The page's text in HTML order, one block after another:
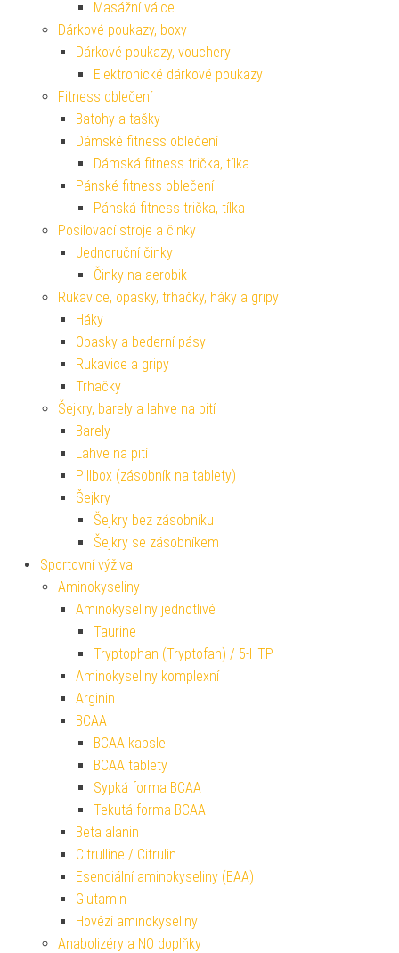
Masážní válce
Dárkové poukazy, boxy
Dárkové poukazy, vouchery
Elektronické dárkové poukazy
Fitness oblečení
Batohy a tašky
Dámské fitness oblečení
Dámská fitness trička, tílka
Pánské fitness oblečení
Pánská fitness trička, tílka
Posilovací stroje a činky
Jednoruční činky
Činky na aerobik
Rukavice, opasky, trhačky, háky a gripy
Háky
Opasky a bederní pásy
Rukavice a gripy
Trhačky
Šejkry, barely a lahve na pití
Barely
Lahve na pití
Pillbox (zásobník na tablety)
Šejkry
Šejkry bez zásobníku
Šejkry se zásobníkem
Sportovní výživa
Aminokyseliny
Aminokyseliny jednotlivé
Taurine
Tryptophan (Tryptofan) / 5-HTP
Aminokyseliny komplexní
Arginin
BCAA
BCAA kapsle
BCAA tablety
Sypká forma BCAA
Tekutá forma BCAA
Beta alanin
Citrulline / Citrulin
Esenciální aminokyseliny (EAA)
Glutamin
Hovězí aminokyseliny
Anabolizéry a NO doplňky